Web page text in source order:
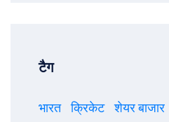
टैग
भारत क्रिकेट शेयर बाजार